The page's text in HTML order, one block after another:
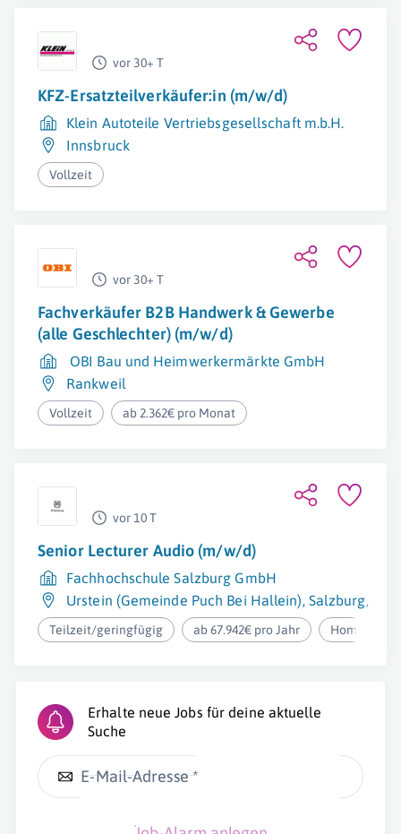
vor 30+ T
KFZ-Ersatzteilverkäufer:in (m/w/d)
Klein Autoteile Vertriebsgesellschaft m.b.H.
Innsbruck
Vollzeit
vor 30+ T
Fachverkäufer B2B Handwerk & Gewerbe
(alle Geschlechter) (m/w/d)
OBI Bau und Heimwerkermärkte GmbH
Rankweil
Vollzeit ab 2.362€ pro Monat
vor 10 T
Senior Lecturer Audio (m/w/d)
Fachhochschule Salzburg GmbH
Urstein (Gemeinde Puch Bei Hallein), Salzburg,
Teilzeit/geringfügig ab 67.942€ pro Jahr Homeoffice
Erhalte neue Jobs für deine aktuelle
Suche
E-Mail-Adresse *